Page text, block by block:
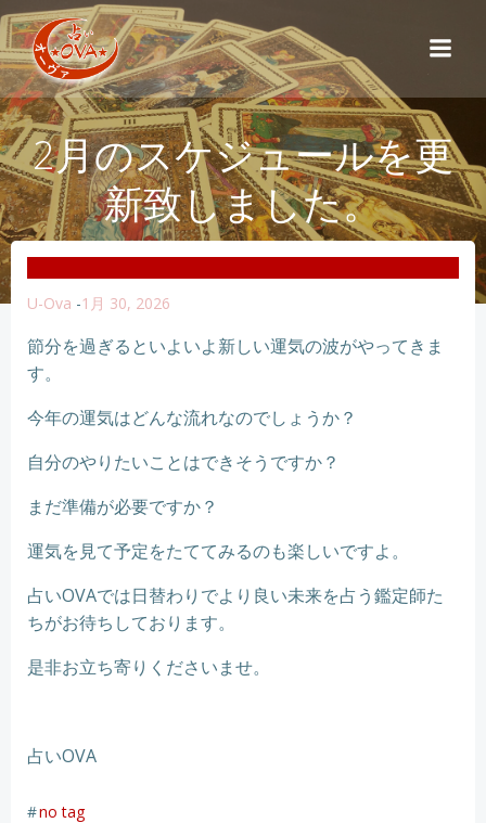
ン
テ
ン
ツ
へ
ス
キ
ッ
プ
2月のスケジュールを更
新致しました。
U-Ova -1月 30, 2026
節分を過ぎるといよいよ新しい運気の波がやってきま
す。
今年の運気はどんな流れなのでしょうか？
自分のやりたいことはできそうですか？
まだ準備が必要ですか？
運気を見て予定をたててみるのも楽しいですよ。
占いOVAでは日替わりでより良い未来を占う鑑定師た
ちがお待ちしております。
是非お立ち寄りくださいませ。
占いOVA
#no tag